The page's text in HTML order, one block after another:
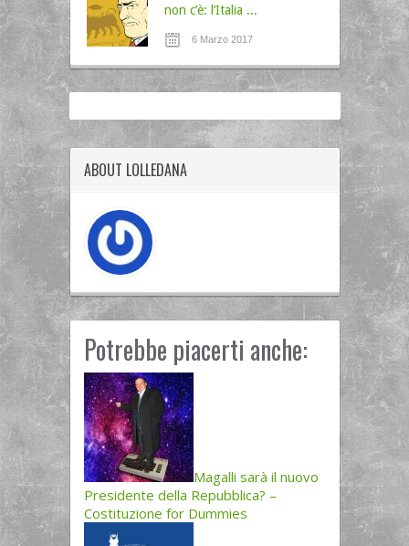
non c’è: l’Italia ...
6 Marzo 2017
ABOUT LOLLEDANA
Potrebbe piacerti anche:
Magalli sarà il nuovo
Presidente della Repubblica? –
Costituzione for Dummies